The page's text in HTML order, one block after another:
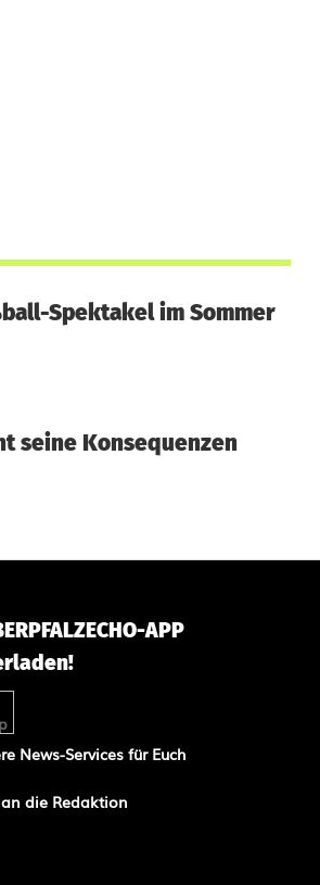
Spektakel im Sommer
seine Konsequenzen
APP
News-Services für Euch
die Redaktion